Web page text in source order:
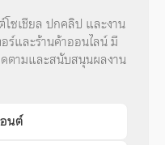
ซเชียล ปกคลิป และงาน
ร์และร้านค้าออนไลน์ มี
ตามและสนับสนุนผลงาน
นต์